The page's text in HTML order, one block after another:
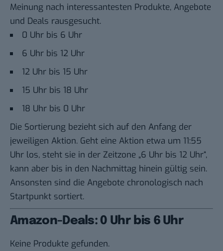
Meinung nach interessantesten Produkte, Angebote
und Deals rausgesucht.
0 Uhr bis 6 Uhr
6 Uhr bis 12 Uhr
12 Uhr bis 15 Uhr
15 Uhr bis 18 Uhr
18 Uhr bis 0 Uhr
Die Sortierung bezieht sich auf den Anfang der
jeweiligen Aktion. Geht eine Aktion etwa um 11:55
Uhr los, steht sie in der Zeitzone „6 Uhr bis 12 Uhr“,
kann aber bis in den Nachmittag hinein gültig sein.
Ansonsten sind die Angebote chronologisch nach
Startpunkt sortiert.
Amazon-Deals: 0 Uhr bis 6 Uhr
Keine Produkte gefunden.